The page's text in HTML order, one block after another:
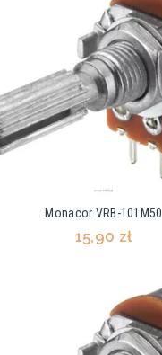
Monacor VRB-101M50
15,90 zł